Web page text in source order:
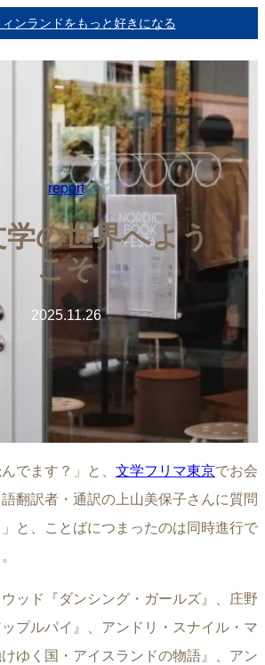
ンランドをもっと好きになる
report
の世界へよう
こそ
2025.11.26
でます？」と、 文学フリマ東京でお会
翻訳者・通訳の上山美保子さんに質問
と、ことばにつまったのは同時進行で
ッド『ダンシング・ガールズ』、庄野
プルパイ』、アンドリ・スナイル・マ
ゆく国・アイスランドの物語』、アン